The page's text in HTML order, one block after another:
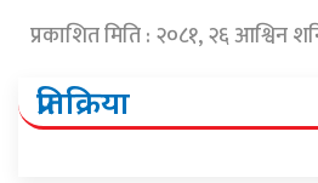
प्रकाशित मिति : २०८१, २६ आश्विन
प्रतिक्रिया